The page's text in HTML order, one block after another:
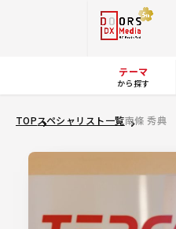
テーマ
から探す
TOPスペシャリスト一覧南條 秀典